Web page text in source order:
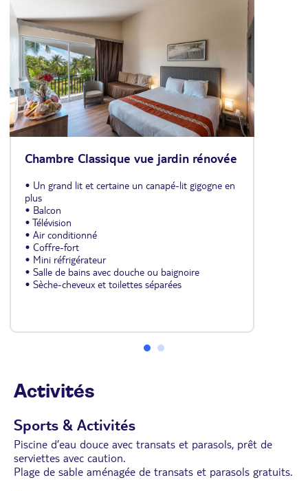
Chambre Classique vue jardin rénovée
• Un grand lit et certaine un canapé-lit gigogne en
plus
• Balcon
• Télévision
• Air conditionné
• Coffre-fort
• Mini réfrigérateur
• Salle de bains avec douche ou baignoire
• Sèche-cheveux et toilettes séparées
Activités
Sports & Activités
Piscine d’eau douce avec transats et parasols, prêt de
serviettes avec caution.
Plage de sable aménagée de transats et parasols gratuits.